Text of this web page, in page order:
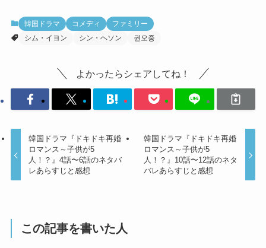
韓国ドラマ コメディ
ファミリー
シム・イヨン
シン・ヘソン 권오중
よかったらシェアしてね！
韓国ドラマ『ドキドキ再婚
ロマンス～子供が5
人！？』4話〜6話のネタバ
レあらすじと感想
韓国ドラマ『ドキドキ再婚
ロマンス～子供が5
人！？』10話〜12話のネタ
バレあらすじと感想
この記事を書いた人